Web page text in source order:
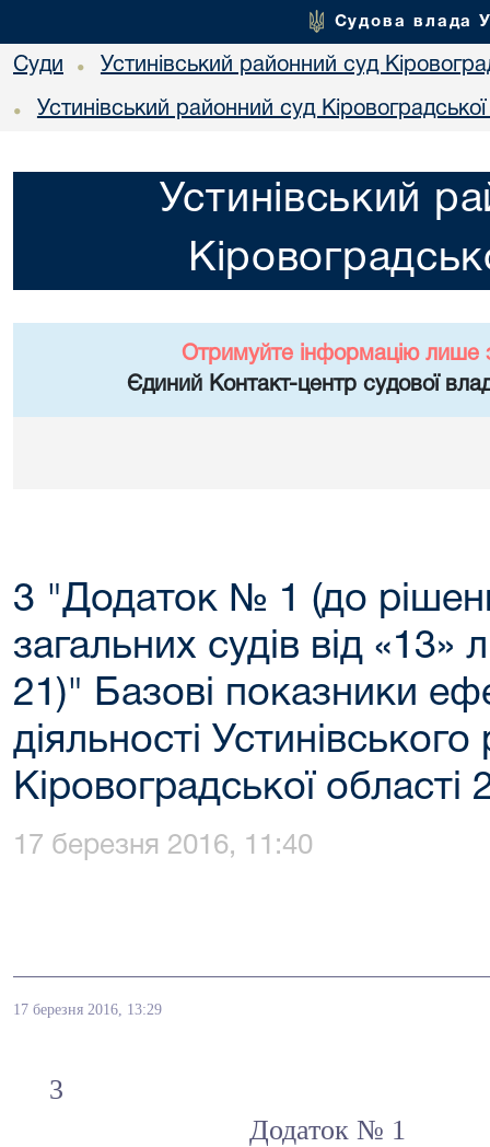
Судова влада
Суди • Устинівський районний суд
• Устинівський районний суд Кіровоградської
Устинівський
Отримуйте інформацію лише
Єдиний Контакт-центр судової
3 "Додаток № 1 (до
загальних судів від
21)" Базові показники
діяльності
Кіровоградської області
17 березня 2016, 11:40
17 березня 2016, 13:29
3
Додаток № 1